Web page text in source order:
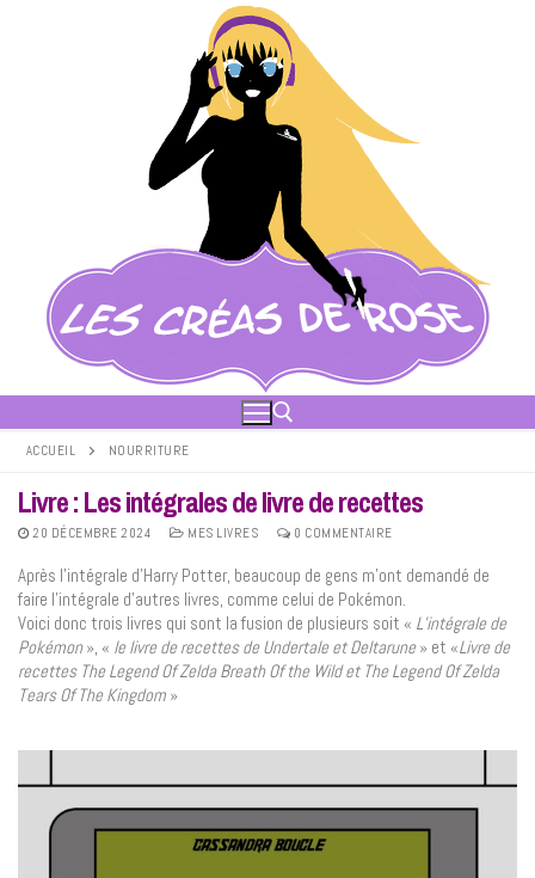
ACCUEIL NOURRITURE
Livre : Les intégrales de livre de recettes
20 DÉCEMBRE 2024 MES LIVRES 0 COMMENTAIRE
Après l’intégrale d’Harry Potter, beaucoup de gens m’ont demandé de
faire l’intégrale d’autres livres, comme celui de Pokémon.
Voici donc trois livres qui sont la fusion de plusieurs soit « L’intégrale de
Pokémon», « le livre de recettes de Undertale et Deltarune» et «Livre de
recettes The Legend Of Zelda Breath Of the Wild et The Legend Of Zelda
Tears Of The Kingdom »